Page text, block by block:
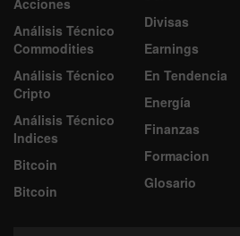
Análisis Técnico
Commodities
Análisis Técnico
Cripto
Análisis Técnico
Indices
Bitcoin
Bitcoin
Divisas
Earnings
En Tendencia
Energía
Finanzas
Formacion
Glosario